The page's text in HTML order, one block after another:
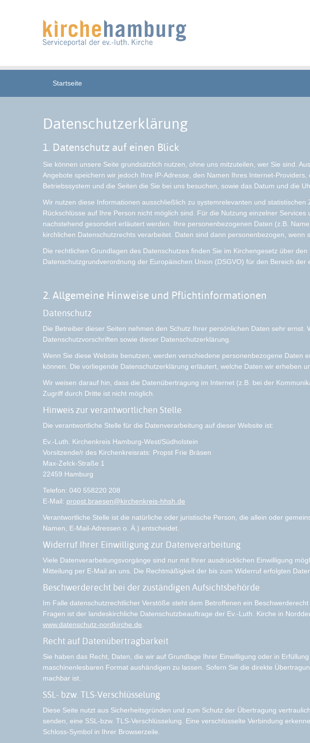
Startseite
Datenschutzerklärung
1. Datenschutz auf einen Blick
Sie können unsere Seite grundsätzlich nutzen, ohne uns mitzuteilen, wer Sie sind.
Angebote speichern wir jedoch Ihre IP-Adresse, den Namen Ihres Internet-
Betriebssystem und die Seiten die Sie bei uns besuchen, sowie das Datum und die
Wir nutzen diese Informationen ausschließlich zu systemrelevanten und
Rückschlüsse auf Ihre Person nicht möglich sind. Für die Nutzung einzelner
nachstehend gesondert erläutert werden. Ihre personenbezogenen Daten (z.B.
kirchlichen Datenschutzrechts ­­verarbeitet. Daten sind dann personenbezogen,
Die rechtlichen Grundlagen des Datenschutzes finden Sie im Kirchengesetz über
Datenschutzgrundverordnung der Europäischen Union (DSGVO) für den Bereich
2. Allgemeine Hinweise und Pflichtinformationen
Datenschutz
Die Betreiber dieser Seiten nehmen den Schutz Ihrer persönlichen Daten sehr
Datenschutzvorschriften sowie dieser Datenschutzerklärung.
Wenn Sie diese Website benutzen, werden verschiedene personenbezogene
können. Die vorliegende Datenschutzerklärung erläutert, welche Daten wir erheben
Wir weisen darauf hin, dass die Datenübertragung im Internet (z.B. bei der
Zugriff durch Dritte ist nicht möglich.
Hinweis zur verantwortlichen Stelle
Die verantwortliche Stelle für die Datenverarbeitung auf dieser Website ist:
Ev.-Luth. Kirchenkreis Hamburg-West/Südholstein
Vorsitzende/r des Kirchenkreisrats: Propst Frie Bräsen
Max-Zelck-Straße 1
22459 Hamburg
Telefon: 040 558220 208
E-Mail: propst.braesen@kirchenkreis-hhsh.de
Verantwortliche Stelle ist die natürliche oder juristische Person, die allein oder
Namen, E-Mail-Adressen o. Ä.) entscheidet.
Widerruf Ihrer Einwilligung zur Datenverarbeitung
Viele Datenverarbeitungsvorgänge sind nur mit Ihrer ausdrücklichen Einwilligung
Mitteilung per E-Mail an uns. Die Rechtmäßigkeit der bis zum Widerruf erfolgten
Beschwerderecht bei der zuständigen Aufsichtsbehörde
Im Falle datenschutzrechtlicher Verstöße steht dem Betroffenen ein
Fragen ist der landeskirchliche Datenschutzbeauftrage der Ev.-Luth. Kirche in
www.datenschutz-nordkirche.de
Recht auf Datenübertragbarkeit
Sie haben das Recht, Daten, die wir auf Grundlage Ihrer Einwilligung oder in
maschinenlesbaren Format aushändigen zu lassen. Sofern Sie die direkte
machbar ist.
SSL- bzw. TLS-Verschlüsselung
Diese Seite nutzt aus Sicherheitsgründen und zum Schutz der Übertragung
senden, eine SSL-bzw. TLS-Verschlüsselung. Eine verschlüsselte Verbindung
Schloss-Symbol in Ihrer Browserzeile.